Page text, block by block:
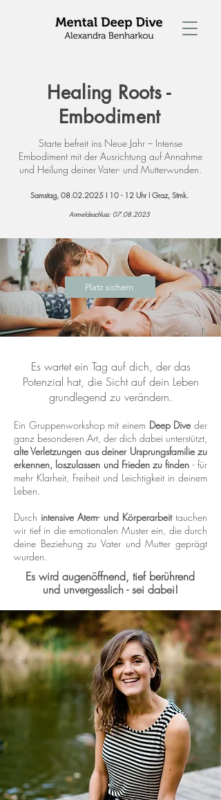
Healing Roots -
Embodiment
Starte befreit ins Neue Jahr – Intense
Embodiment mit der Ausrichtung auf Annahme
und Heilung deiner Vater- und Mutterwunden.
Samstag, 08.02.2025I 10 - 12 Uhr I Graz, Stmk.
Anmeldeschluss: 07.08.2025
Platz sichern
Es wartet ein Tag auf dich, der das
Potenzial hat, die Sicht auf dein Leben
grundlegend zu verändern.
Ein Gruppenworkshop mit einem Deep Dive der
ganz besonderen Art, der dich dabei unterstützt,
alte Verletzungen aus deiner Ursprungsfamilie zu
erkennen, loszulassen und Frieden zu finden - für
mehr Klarheit, Freiheit und Leichtigkeit in deinem
Leben.
Durch intensive Atem- und Körperarbeittauchen
wir tief in die emotionalen Muster ein, die durch
deine Beziehung zu Vater und Mutter geprägt
wurden.
Es wird augenöffnend, tief berührend
und unvergesslich - sei dabei!